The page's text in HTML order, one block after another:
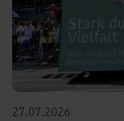
27.07.2026